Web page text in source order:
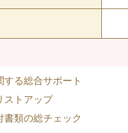
る総合サポート
ストアップ
類の総チェック